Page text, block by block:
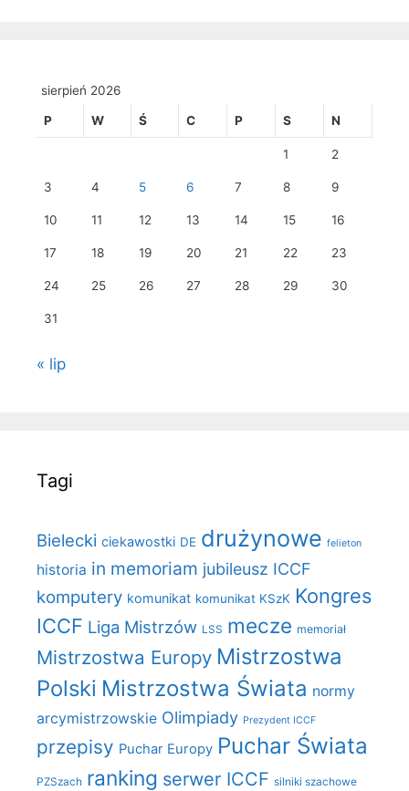
sierpień 2026
P W Ś C P S N
1 2
3 4 5 6 7 8 9
10 11 12 13 14 15 16
17 18 19 20 21 22 23
24 25 26 27 28 29 30
31
« lip
Tagi
Bielecki ciekawostki DE drużynowe felieton
historia in memoriam jubileusz ICCF
komputery komunikat komunikat KSzK Kongres
ICCF Liga Mistrzów LSS mecze memoriał
Mistrzostwa Europy Mistrzostwa
Polski Mistrzostwa Świata normy
arcymistrzowskie Olimpiady Prezydent ICCF
przepisy Puchar Europy Puchar Świata
PZSzach ranking serwer ICCF silniki szachowe